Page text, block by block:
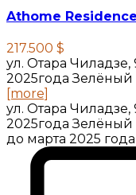
Athome
217.500 $
ул. Отара
2025года Зелёный
[more]
ул. Отара
2025года Зелёный
до марта 2025 года